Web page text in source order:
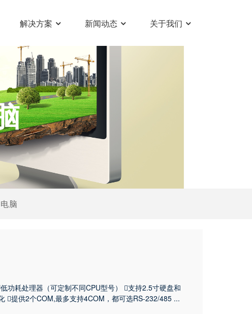
解决方案 新闻动态 关于我们
脑
功耗处理器（可定制不同CPU型号） 支持2.5寸硬盘和
提供2个COM,最多支持4COM，都可选RS-232/485 ...